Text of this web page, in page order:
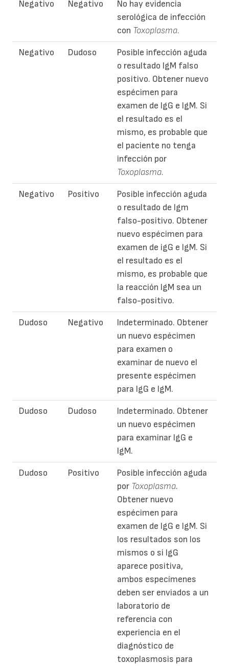
Negativo Negativo
No hay evidencia
serológica de infección
con Toxoplasma.
Negativo Dudoso
Posible infección aguda
o resultado IgM falso
positivo. Obtener nuevo
espécimen para
examen de IgG e IgM. Si
el resultado es el
mismo, es probable que
el paciente no tenga
infección por
Toxoplasma.
Negativo Positivo
Posible infección aguda
o resultado de Igm
falso-positivo. Obtener
nuevo espécimen para
examen de igG e IgM. Si
el resultado es el
mismo, es probable que
la reacción IgM sea un
falso-positivo.
Dudoso Negativo
Indeterminado. Obtener
un nuevo espécimen
para examen o
examinar de nuevo el
presente espécimen
para IgG e IgM.
Dudoso Dudoso
Indeterminado. Obtener
un nuevo espécimen
para examinar IgG e
IgM.
Dudoso Positivo
Posible infección aguda
por Toxoplasma.
Obtener nuevo
espécimen para
examen de IgG e IgM. Si
los resultados son los
mismos o si IgG
aparece positiva,
ambos especímenes
deben ser enviados a un
laboratorio de
referencia con
experiencia en el
diagnóstico de
toxoplasmosis para